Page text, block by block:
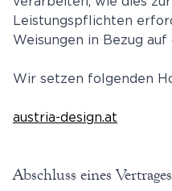
Leistungspflichten
Weisungen in Bezug
Wir setzen folgenden
austria-design.at
Abschluss eines